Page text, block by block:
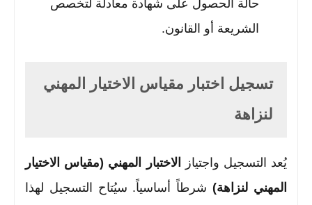
حالة الحصول على شهادة معادلة لتخصص
الشريعة أو القانون.
تسجيل اختبار مقياس الاختيار المهني
لنزاهة
يُعد التسجيل واجتياز
الاختبار المهني (مقياس الاختيار
المهني لنزاهة) شرطاً أساسياً. سيُتاح التسجيل لهذا